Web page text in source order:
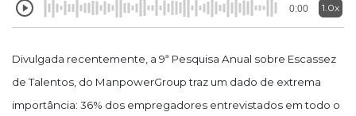
0:00 1.0x
Divulgada recentemente, a 9ª Pesquisa Anual sobre Escassez
de Talentos, do ManpowerGroup traz um dado de extrema
importância: 36% dos empregadores entrevistados em todo o